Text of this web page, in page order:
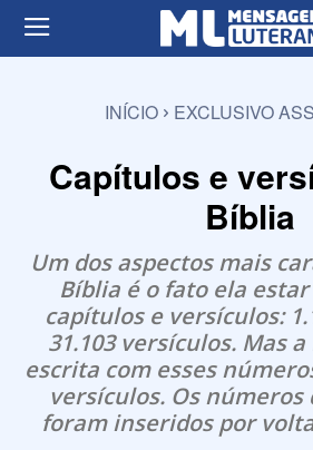
INÍCIO EXCLUSIVO
Capítulos e
Bíblia
Um dos aspectos mais
Bíblia é o fato ela
capítulos e versículos:
31.103 versículos. Mas
escrita com esses
versículos. Os números
foram inseridos por volta